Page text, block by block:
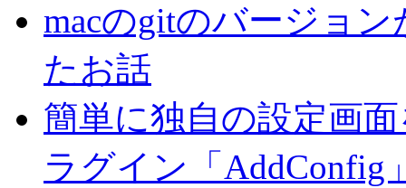
macのgitのバージョ
たお話
簡単に独自の設定画
ラグイン「AddConfig